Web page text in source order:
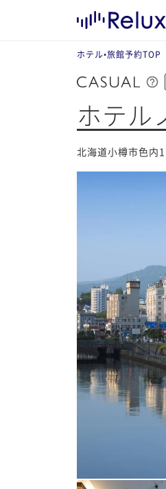
ホテル•旅館予約TOP
ホテル
北海道小樽市色内